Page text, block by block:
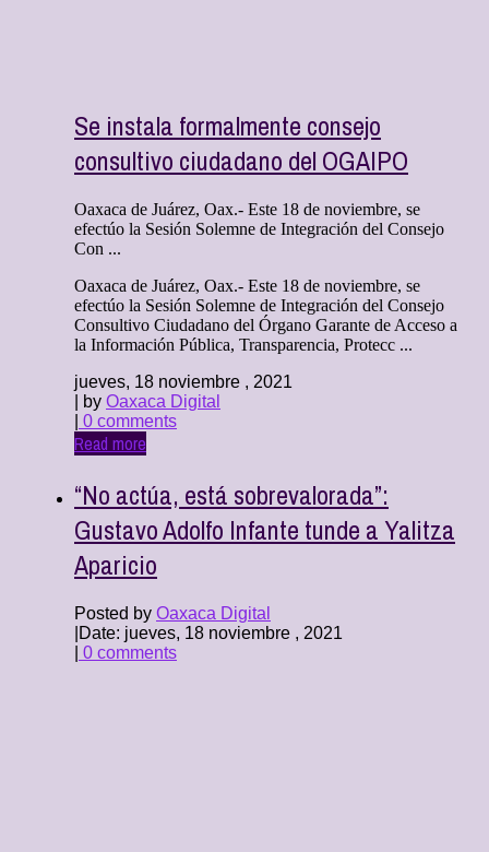
Se instala formalmente consejo
consultivo ciudadano del OGAIPO
Oaxaca de Juárez, Oax.- Este 18 de noviembre, se
efectúo la Sesión Solemne de Integración del Consejo
Con ...
Oaxaca de Juárez, Oax.- Este 18 de noviembre, se
efectúo la Sesión Solemne de Integración del Consejo
Consultivo Ciudadano del Órgano Garante de Acceso a
la Información Pública, Transparencia, Protecc ...
jueves, 18 noviembre , 2021
| by Oaxaca Digital
0 comments
Read more
“No actúa, está sobrevalorada”:
Gustavo Adolfo Infante tunde a Yalitza
Aparicio
Posted by Oaxaca Digital
Date: jueves, 18 noviembre , 2021
0 comments